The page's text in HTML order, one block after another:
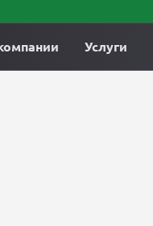
Услуги